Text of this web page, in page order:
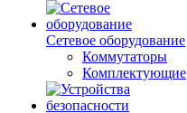
Сетевое оборудование
Коммутаторы
Комплектующие